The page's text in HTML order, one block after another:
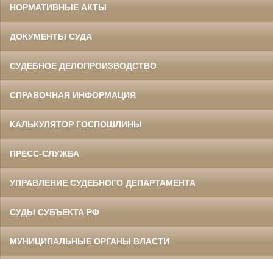
НОРМАТИВНЫЕ АКТЫ
ДОКУМЕНТЫ СУДА
СУДЕБНОЕ ДЕЛОПРОИЗВОДСТВО
СПРАВОЧНАЯ ИНФОРМАЦИЯ
КАЛЬКУЛЯТОР ГОСПОШЛИНЫ
ПРЕСС-СЛУЖБА
УПРАВЛЕНИЕ СУДЕБНОГО ДЕПАРТАМЕНТА
СУДЫ СУБЪЕКТА РФ
МУНИЦИПАЛЬНЫЕ ОРГАНЫ ВЛАСТИ